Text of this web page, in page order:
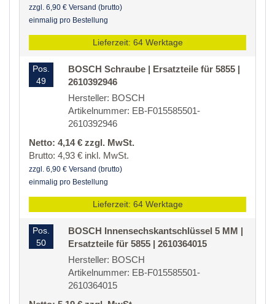
zzgl. 6,90 € Versand (brutto)
einmalig pro Bestellung
Lieferzeit: 64 Werktage
Pos.
49
BOSCH Schraube | Ersatzteile für 5855 |
2610392946
Hersteller: BOSCH
Artikelnummer: EB-F015585501-
2610392946
Netto: 4,14 € zzgl. MwSt.
Brutto: 4,93 € inkl. MwSt.
zzgl. 6,90 € Versand (brutto)
einmalig pro Bestellung
Lieferzeit: 64 Werktage
Pos.
50
BOSCH Innensechskantschlüssel 5 MM |
Ersatzteile für 5855 | 2610364015
Hersteller: BOSCH
Artikelnummer: EB-F015585501-
2610364015